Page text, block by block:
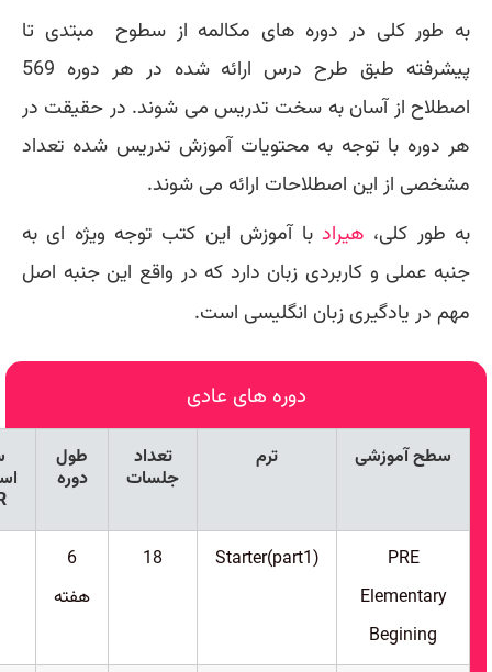
به طور کلی در دوره های مکالمه از سطوح مبتدی تا
پیشرفته طبق طرح درس ارائه شده در هر دوره 569
اصطلاح از آسان به سخت تدریس می شوند. در حقیقت در
هر دوره با توجه به محتویات آموزش تدریس شده تعداد
مشخصی از این اصطلاحات ارائه می شوند.
به طور کلی، هیراد با آموزش این کتب توجه ویژه ای به
جنبه عملی و کاربردی زبان دارد که در واقع این جنبه اصل
مهم در یادگیری زبان انگلیسی است.
دوره های عادی
سطح آموزشی ترم
تعداد
جلسات
طول
دوره
PRE
Elementary
Begining
Starter(part1)
18
6
هفته